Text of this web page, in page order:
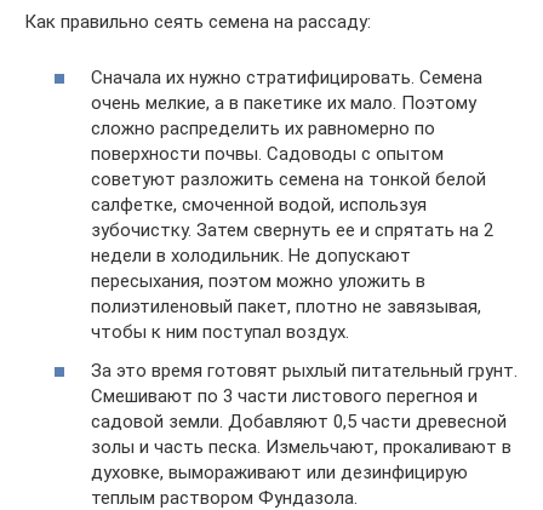
Как правильно сеять семена на рассаду:
Сначала их нужно стратифицировать. Семена
очень мелкие, а в пакетике их мало. Поэтому
сложно распределить их равномерно по
поверхности почвы. Садоводы с опытом
советуют разложить семена на тонкой белой
салфетке, смоченной водой, используя
зубочистку. Затем свернуть ее и спрятать на 2
недели в холодильник. Не допускают
пересыхания, поэтом можно уложить в
полиэтиленовый пакет, плотно не завязывая,
чтобы к ним поступал воздух.
За это время готовят рыхлый питательный грунт.
Смешивают по 3 части листового перегноя и
садовой земли. Добавляют 0,5 части древесной
золы и часть песка. Измельчают, прокаливают в
духовке, вымораживают или дезинфицирую
теплым раствором Фундазола.